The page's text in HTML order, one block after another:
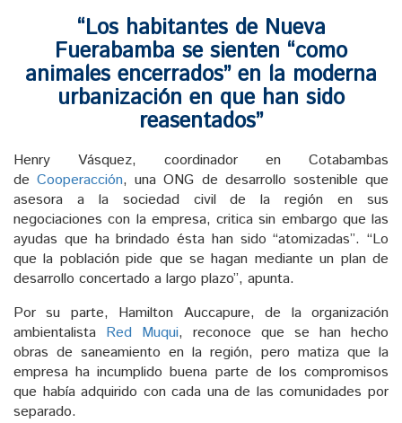
“Los habitantes de Nueva
Fuerabamba se sienten “como
animales encerrados” en la moderna
urbanización en que han sido
reasentados”
Henry Vásquez, coordinador en Cotabambas
deCooperacción, una ONG de desarrollo sostenible que
asesora a la sociedad civil de la región en sus
negociaciones con la empresa, critica sin embargo que las
ayudas que ha brindado ésta han sido “atomizadas”. “Lo
que la población pide que se hagan mediante un plan de
desarrollo concertado a largo plazo”, apunta.
Por su parte, Hamilton Auccapure, de la organización
ambientalista Red Muqui, reconoce que se han hecho
obras de saneamiento en la región, pero matiza que la
empresa ha incumplido buena parte de los compromisos
que había adquirido con cada una de las comunidades por
separado.